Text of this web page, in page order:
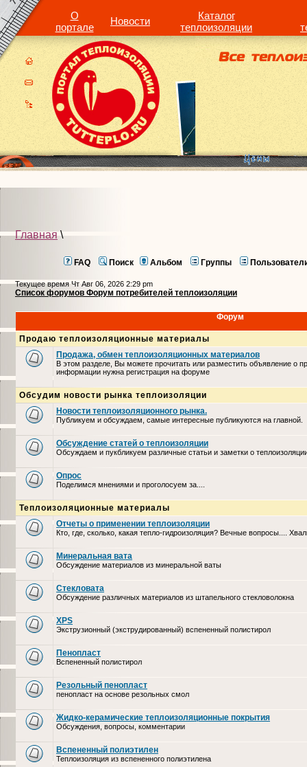
О
портале
Новости
Каталог
теплоизоляции
Главная\
FAQ Поиск Альбом Группы
Текущее время Чт Авг 06, 2026 2:29 pm
Список форумов Форум потребителей теплоизоляции
Форум
Продаю теплоизоляционные материалы
Продажа, обмен теплоизоляционных материалов
В этом разделе, Вы можете прочитать или разместить объявление о
информации нужна регистрация на форуме
Обсудим новости рынка теплоизоляции
Новости теплоизоляционного рынка.
Публикуем и обсуждаем, самые интересные публикуются на главной.
Обсуждение статей о теплоизоляции
Обсуждаем и пукбликуем различные статьи и заметки о
Опрос
Поделимся мнениями и проголосуем за....
Теплоизоляционные материалы
Отчеты о применении теплоизоляции
Кто, где, сколько, какая тепло-гидроизоляция? Вечные вопросы....
Минеральная вата
Обсуждение материалов из минеральной ваты
Стекловата
Обсуждение различных материалов из штапельного стекловолокна
XPS
Экструзионный (экструдированный) вспененный полистирол
Пенопласт
Вспененный полистирол
Резольный пенопласт
пенопласт на основе резольных смол
Жидко-керамические теплоизоляционные покрытия
Обсуждения, вопросы, комментарии
Вспененный полиэтилен
Теплоизоляция из вспененного полиэтилена